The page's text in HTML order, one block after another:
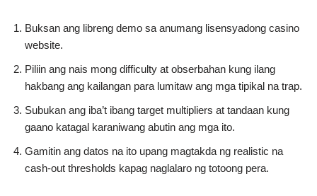
Buksan ang libreng demo sa anumang lisensyadong casino
website.
Piliin ang nais mong difficulty at obserbahan kung ilang
hakbang ang kailangan para lumitaw ang mga tipikal na trap.
Subukan ang iba’t ibang target multipliers at tandaan kung
gaano katagal karaniwang abutin ang mga ito.
Gamitin ang datos na ito upang magtakda ng realistic na
cash‑out thresholds kapag naglalaro ng totoong pera.